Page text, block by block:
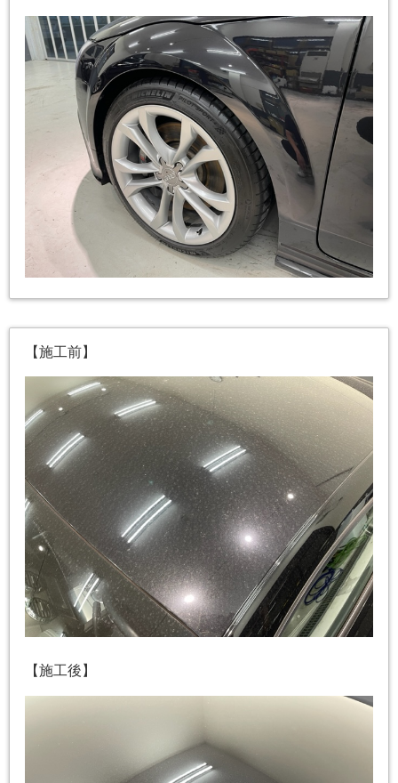
【施工前】
【施工後】